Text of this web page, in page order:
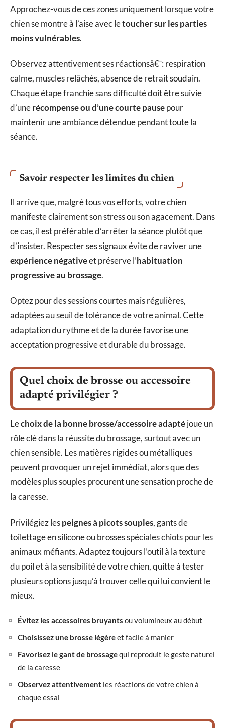
Approchez-vous de ces zones uniquement lorsque votre
chien se montre à l’aise avec letoucher sur les parties
moins vulnérables.
Observez attentivement ses réactionsâ€¯: respiration
calme, muscles relâchés, absence de retrait soudain.
Chaque étape franchie sans difficulté doit être suivie
d’unerécompense ou d’une courte pausepour
maintenir une ambiance détendue pendant toute la
séance.
Savoir respecter les limites du chien
Il arrive que, malgré tous vos efforts, votre chien
manifeste clairement son stress ou son agacement. Dans
ce cas, il est préférable d’arrêter la séance plutôt que
d’insister. Respecter ses signaux évite de raviver une
expérience négativeet préserve l’habituation
progressive au brossage.
Optez pour des sessions courtes mais régulières,
adaptées au seuil de tolérance de votre animal. Cette
adaptation du rythme et de la durée favorise une
acceptation progressive et durable du brossage.
Quel choix de brosse ou accessoire
adapté privilégier ?
Lechoix de la bonne brosse/accessoire adaptéjoue un
rôle clé dans la réussite du brossage, surtout avec un
chien sensible. Les matières rigides ou métalliques
peuvent provoquer un rejet immédiat, alors que des
modèles plus souples procurent une sensation proche de
la caresse.
Privilégiez lespeignes à picots souples, gants de
toilettage en silicone ou brosses spéciales chiots pour les
animaux méfiants. Adaptez toujours l’outil à la texture
du poil et à la sensibilité de votre chien, quitte à tester
plusieurs options jusqu’à trouver celle qui lui convient le
mieux.
Évitez les accessoires bruyants ou volumineux au début
Choisissez une brosse légèreet facile à manier
Favorisez le gant de brossagequi reproduit le geste naturel
de la caresse
Observez attentivement les réactions de votre chien à
chaque essai